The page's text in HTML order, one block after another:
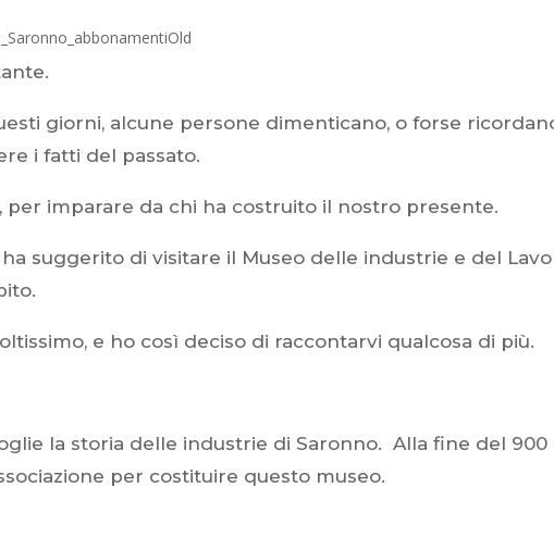
giorni, alcune persone dimenticano, o forse
i fatti del passato.
per imparare da chi ha costruito il nostro presente.
suggerito di visitare il Museo delle industrie e del
e ho così deciso di raccontarvi qualcosa di più.
la storia delle industrie di Saronno. Alla fine del 900
per costituire questo museo.